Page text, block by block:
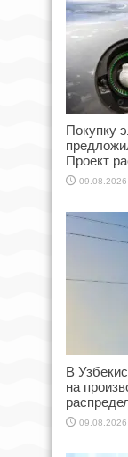
Покупку
Проект
В
на